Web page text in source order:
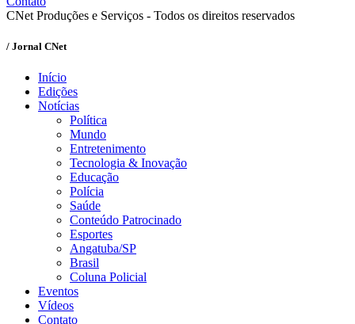
CNet Produções e Serviços - Todos os direitos reservados
/ Jornal CNet
Início
Edições
Notícias
Política
Mundo
Entretenimento
Tecnologia & Inovação
Educação
Polícia
Saúde
Conteúdo Patrocinado
Esportes
Angatuba/SP
Brasil
Coluna Policial
Eventos
Vídeos
Contato